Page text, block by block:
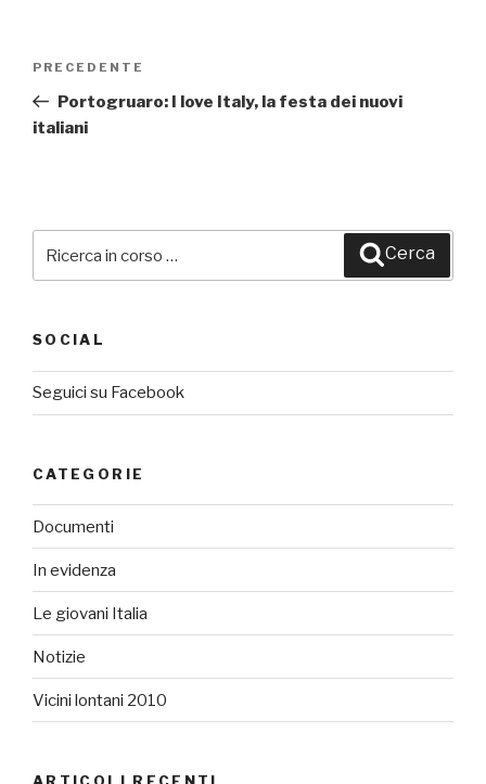
Articolo
precedente:
PRECEDENTE
Portogruaro: I love Italy, la festa dei nuovi
italiani
Cerca
SOCIAL
Seguici su Facebook
CATEGORIE
Documenti
In evidenza
Le giovani Italia
Notizie
Vicini lontani 2010